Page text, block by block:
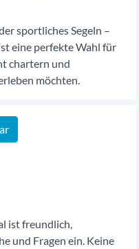
sportliches Segeln –
eine perfekte Wahl für
chartern und
möchten.
ist freundlich,
und Fragen ein. Keine